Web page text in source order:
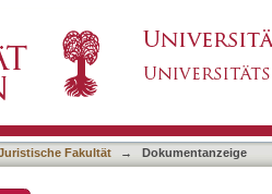
Abs. 2 ZPO
Fakultät → Dokumentanzeige